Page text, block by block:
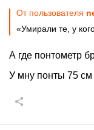
От пользователя
«Умирали те, у
А где понтометр
У мну понты 75 см